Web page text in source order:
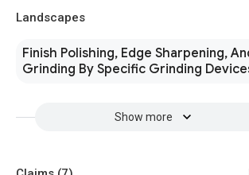
Landscapes
Finish Polishing, Edge Sharpening,
Grinding By Specific Grinding
Show more